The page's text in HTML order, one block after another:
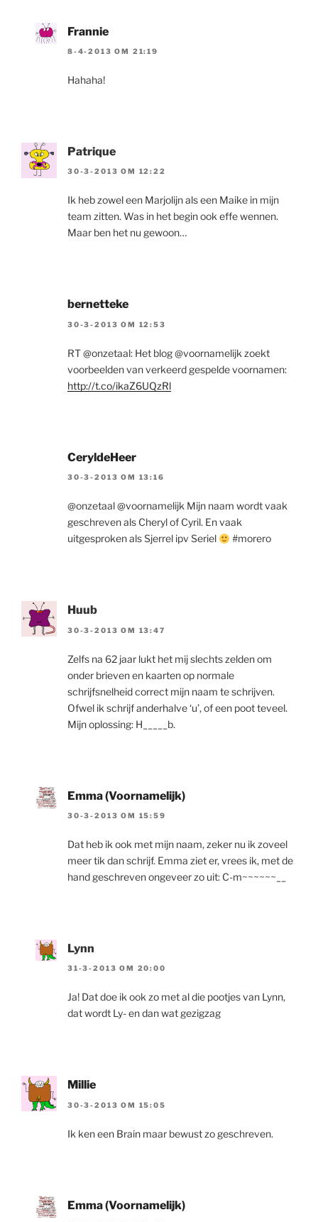
Frannie
8-4-2013 OM 21:19
Hahaha!
Patrique
30-3-2013 OM 12:22
Ik heb zowel een Marjolijn als een Maike in mijn
team zitten. Was in het begin ook effe wennen.
Maar ben het nu gewoon…
bernetteke
30-3-2013 OM 12:53
RT @onzetaal: Het blog @voornamelijk zoekt
voorbeelden van verkeerd gespelde voornamen:
http://t.co/ikaZ6UQzRl
CeryldeHeer
30-3-2013 OM 13:16
@onzetaal @voornamelijk Mijn naam wordt vaak
geschreven als Cheryl of Cyril. En vaak
uitgesproken als Sjerrel ipv Seriel
#morero
Huub
30-3-2013 OM 13:47
Zelfs na 62 jaar lukt het mij slechts zelden om
onder brieven en kaarten op normale
schrijfsnelheid correct mijn naam te schrijven.
Ofwel ik schrijf anderhalve ‘u’, of een poot teveel.
Mijn oplossing: H_____b.
Emma (Voornamelijk)
30-3-2013 OM 15:59
Dat heb ik ook met mijn naam, zeker nu ik zoveel
meer tik dan schrijf. Emma ziet er, vrees ik, met de
hand geschreven ongeveer zo uit: C-m~~~~~~__
Lynn
31-3-2013 OM 20:00
Ja! Dat doe ik ook zo met al die pootjes van Lynn,
dat wordt Ly- en dan wat gezigzag
Millie
30-3-2013 OM 15:05
Ik ken een Brain maar bewust zo geschreven.
Emma (Voornamelijk)